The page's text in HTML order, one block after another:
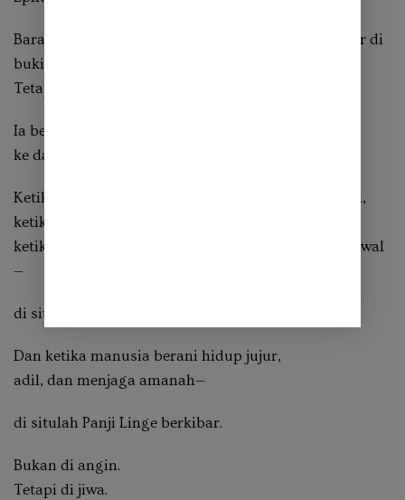
Barangkali kita tidak lagi melihat panji itu berkibar di
bukit-bukit.
Tetapi ia belum hilang.
Ia berpindah tempat—
ke dalam diri manusia.
Ketika hati masih mampu bergetar oleh kebenaran,
ketika langkah masih malu berbuat zalim,
ketika ingatan masih pulang kepada Yang Maha Awal
—
di situlah Panji Sepuh berdiri.
Dan ketika manusia berani hidup jujur,
adil, dan menjaga amanah—
di situlah Panji Linge berkibar.
Bukan di angin.
Tetapi di jiwa. ‎